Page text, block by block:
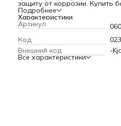
защиту от коррозии. Купить
Владимире с доставкой.
Подробнее
Характеристики
Артикул
Код
Внешний код
-
Все характеристики